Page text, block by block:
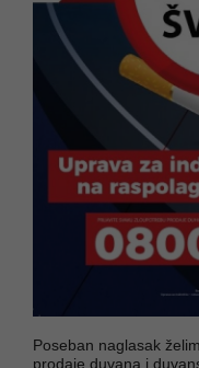
Poseban naglasak
prodaje duvana i